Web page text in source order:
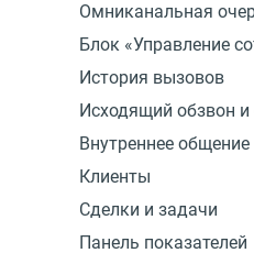
Омниканальная
Блок «Управление
История вызовов
Исходящий обзвон
Внутреннее общение
Клиенты
Сделки и задачи
Панель показателей